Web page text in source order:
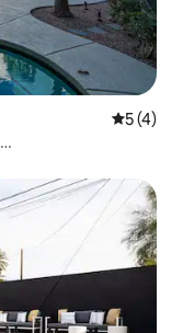
5 av 5 i
5 (4)